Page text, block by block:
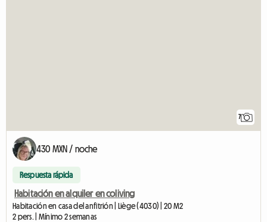
7
430 MXN / noche
Respuesta rápida
Habitación en alquiler en coliving
Habitación en casa del anfitrión | Liège (4030) | 20 M2
2 pers. | Mínimo 2 semanas